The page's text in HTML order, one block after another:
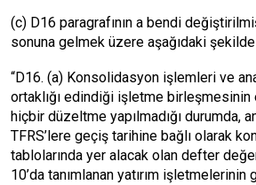
(c) D16 paragrafının a bendi
sonuna gelmek üzere aşağıdaki
“D16. (a) Konsolidasyon işlemleri ve
ortaklığı edindiği işletme birleşmesinin
hiçbir düzeltme yapılmadığı durumda,
TFRS’lere geçiş tarihine bağlı olarak
tablolarında yer alacak olan defter
10’da tanımlanan yatırım